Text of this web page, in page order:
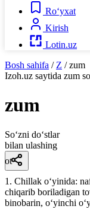
Ro‘yxat
Kirish
Lotin.uz
Bosh sahifa / Z / zum
Izoh.uz saytida zum
zum
So‘zni do‘stlar
bilan ulashing
ot
1. Chillak oʻyinida:
chiqarib boriladigan
binobarin, oʻyinchi